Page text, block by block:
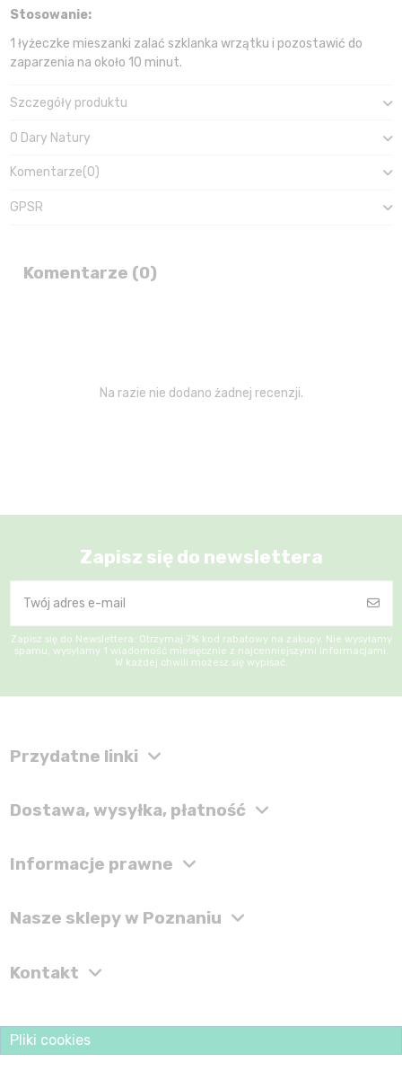
Stosowanie:
1 łyżeczke mieszanki zalać szklanka wrzątku i pozostawić do
zaparzenia na około 10 minut.
Szczegóły produktu
O Dary Natury
Komentarze(0)
GPSR
Komentarze (0)
Na razie nie dodano żadnej recenzji.
Zapisz się do newslettera
Zapisz się do Newslettera: Otrzymaj 7% kod rabatowy na zakupy. Nie wysyłamy
spamu, wysyłamy 1 wiadomość miesięcznie z najcenniejszymi informacjami.
W każdej chwili możesz się wypisać.
Przydatne linki
Dostawa, wysyłka, płatność
Informacje prawne
Nasze sklepy w Poznaniu
Kontakt
Pliki cookies